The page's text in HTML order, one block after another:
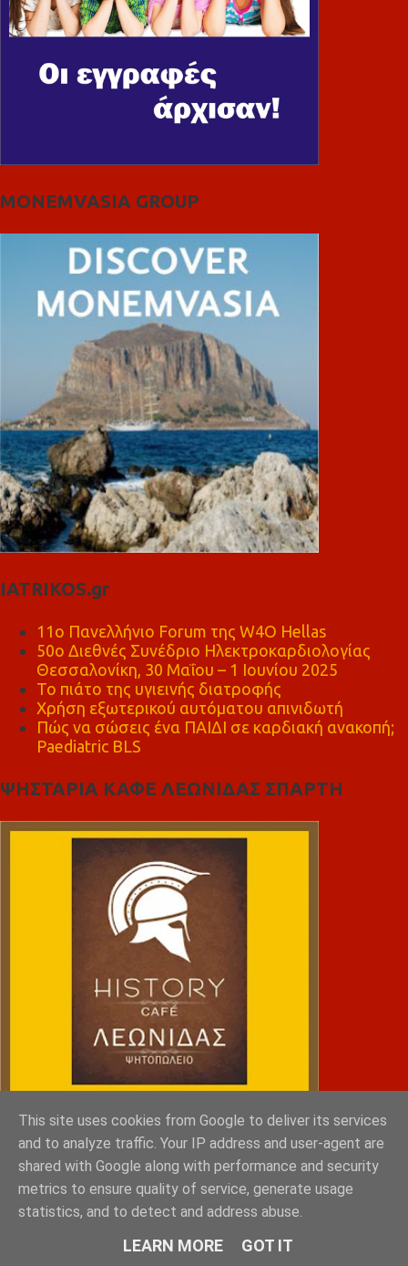
MONEMVASIA GROUP
IATRIKOS.gr
11ο Πανελλήνιο Forum της W4O Hellas
50ο Διεθνές Συνέδριο Ηλεκτροκαρδιολογίας
Θεσσαλονίκη, 30 Μαΐου – 1 Ιουνίου 2025
Το πιάτο της υγιεινής διατροφής
Χρήση εξωτερικού αυτόματου απινιδωτή
Πώς να σώσεις ένα ΠΑΙΔΙ σε καρδιακή ανακοπή;
Paediatric BLS
ΨΗΣΤΑΡΙΑ ΚΑΦΕ ΛΕΩΝΙΔΑΣ ΣΠΑΡΤΗ
NRG SPORTS
This site uses cookies from Google to deliver its services
and to analyze traffic. Your IP address and user-agent are
shared with Google along with performance and security
metrics to ensure quality of service, generate usage
statistics, and to detect and address abuse.
LEARN MORE GOT IT